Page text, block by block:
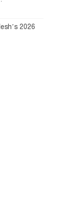
2026